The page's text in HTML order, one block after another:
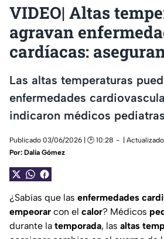
VIDEO| Altas
agravan
cardíacas:
Las altas temperaturas
enfermedades
indicaron médicos pediatras
Publicado 03/06/2026 | 🕑 10:28
|
Por: Dalia Gómez
¿Sabías que las enfermedades
empeorar con el calor? Médicos
durante la temporada, las altas